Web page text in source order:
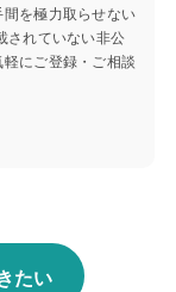
を極力取らせない
されていない非公
にご登録・ご相談
たい